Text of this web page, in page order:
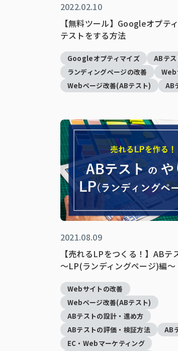
2022.02.10
【無料ツール】Googleオプテ
テストをする方法
Googleオプティマイズ
ABテ
ランディングページの改善
Web
Webページ改善(ABテスト)
AB
2021.08.09
【売れるLPをつくる！】ABテ
～LP(ランディングページ)編～
Webサイトの改善
Webページ改善(ABテスト)
ABテストの設計・進め方
ABテストの評価・検証方法
AB
EC・Webマーケティング